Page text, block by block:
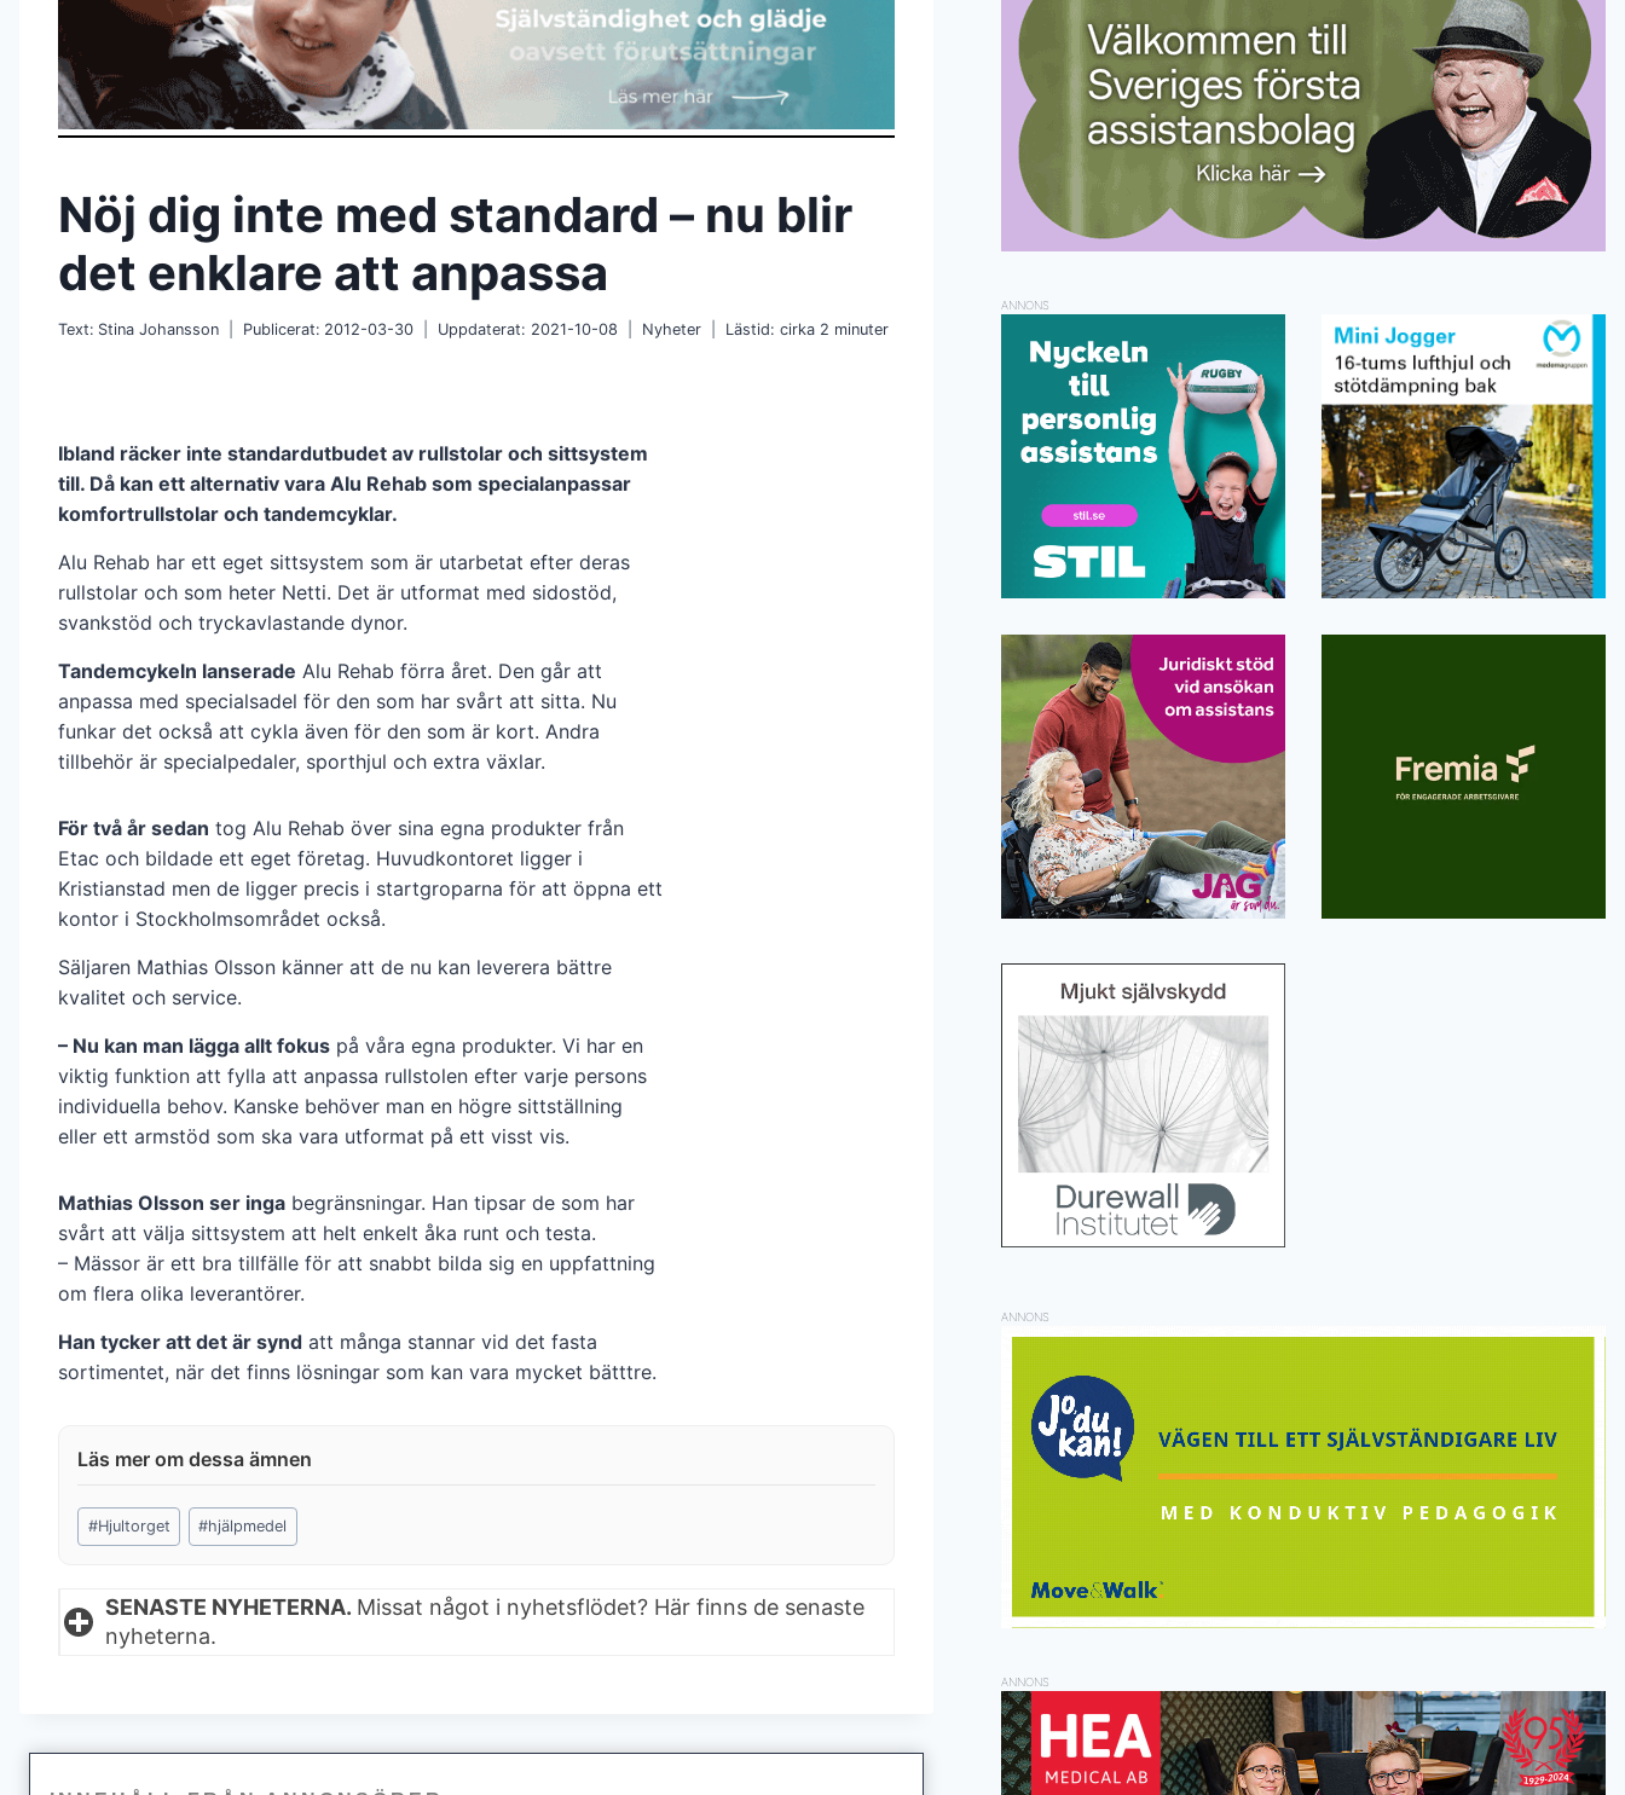
Nöj dig inte med standard – nu blir
det enklare att anpassa
Text: Stina Johansson Publicerat: 2012-03-30 Uppdaterat: 2021-10-08 Nyheter Lästid: cirka 2 minuter
Ibland räcker inte standardutbudet av rullstolar och sittsystem
till. Då kan ett alternativ vara Alu Rehab som specialanpassar
komfortrullstolar och tandemcyklar.
Alu Rehab har ett eget sittsystem som är utarbetat efter deras
rullstolar och som heter Netti. Det är utformat med sidostöd,
svankstöd och tryckavlastande dynor.
Tandemcykeln lanserade Alu Rehab förra året. Den går att
anpassa med specialsadel för den som har svårt att sitta. Nu
funkar det också att cykla även för den som är kort. Andra
tillbehör är specialpedaler, sporthjul och extra växlar.
För två år sedan tog Alu Rehab över sina egna produkter från
Etac och bildade ett eget företag. Huvudkontoret ligger i
Kristianstad men de ligger precis i startgroparna för att öppna ett
kontor i Stockholmsområdet också.
Säljaren Mathias Olsson känner att de nu kan leverera bättre
kvalitet och service.
– Nu kan man lägga allt fokus på våra egna produkter. Vi har en
viktig funktion att fylla att anpassa rullstolen efter varje persons
individuella behov. Kanske behöver man en högre sittställning
eller ett armstöd som ska vara utformat på ett visst vis.
Mathias Olsson ser inga begränsningar. Han tipsar de som har
svårt att välja sittsystem att helt enkelt åka runt och testa.
– Mässor är ett bra tillfälle för att snabbt bilda sig en uppfattning
om flera olika leverantörer.
Han tycker att det är synd att många stannar vid det fasta
sortimentet, när det finns lösningar som kan vara mycket bätttre.
Post
Tags:
#Hjultorget #hjälpmedel
SENASTE NYHETERNA. Missat något i nyhetsflödet? Här finns de senaste
nyheterna.
ANNONS
ANNONS
ANNONS